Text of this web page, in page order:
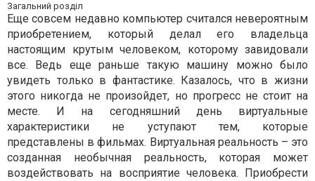
Загальний розділ
Еще совсем недавно компьютер считался невероятным
приобретением, который делал его владельца
настоящим крутым человеком, которому завидовали
все. Ведь еще раньше такую машину можно было
увидеть только в фантастике. Казалось, что в жизни
этого никогда не произойдет, но прогресс не стоит на
месте. И на сегодняшний день виртуальные
характеристики не уступают тем, которые
представлены в фильмах. Виртуальная реальность – это
созданная необычная реальность, которая может
воздействовать на восприятие человека. Приобрести